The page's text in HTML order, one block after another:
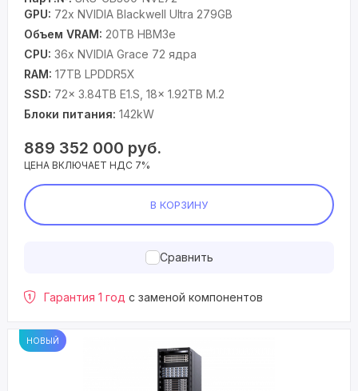
GPU: 72x NVIDIA Blackwell Ultra 279GB
Объем VRAM: 20TB HBM3e
CPU: 36x NVIDIA Grace 72 ядра
RAM: 17TB LPDDR5X
SSD: 72x 3.84TB E1.S, 18x 1.92TB M.2
Блоки питания: 142kW
889 352 000 руб.
ЦЕНА ВКЛЮЧАЕТ НДС 7%
В КОРЗИНУ
Сравнить
Гарантия 1 год с заменой компонентов
НОВЫЙ